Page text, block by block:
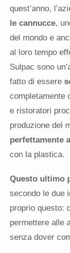
quest’anno,
le cannucce,
del mondo e
al loro tempo
Sulpac sono
fatto di essere
completamente
e ristoratori
produzione del
perfettamente
con la plastica.
Questo ultimo
secondo le due
proprio questo:
permettere alle
senza dover